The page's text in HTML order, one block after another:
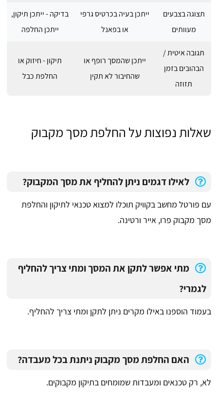
תצוגה בצבעים
מעוותים
ייתכן בעיה בכרטיס גרפי
או בפאנל
בדיקה - ייתכן תיקון,
ייתכן החלפה
תגובה איטית /
הבהובים בזמן
תזוזה
ייתכן שהמסך רופף או
שהחיבור לא תקין
תיקון - חיזוק או
החלפת כבל
שאלות נפוצות על החלפת מסך מקבוק
לאילו דגמים ניתן להחליף את מסך המקבוק?
עם פורטל מחשב בקוויק תוכלו למצוא טכנאי לתיקון והחלפת
מסך מקבוק פרו, אייר ורטינה.
מתי אפשר לתקן את המסך ומתי צריך להחליף
לגמרי?
בעמוד הוספנו באילו מקרים ניתן לתקן ומתי צריך להחליף.
האם החלפת מסך מקבוק ניתנת בכל מעבדה?
לא, רק טכנאים ומעבדות שמומחים בתיקון מקבוקים.